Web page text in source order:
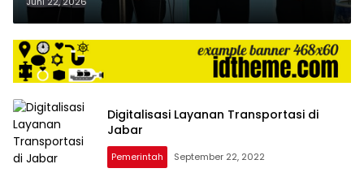
Digitalisasi Layanan Transportasi di
Jabar
Pemerintah September 22, 2022